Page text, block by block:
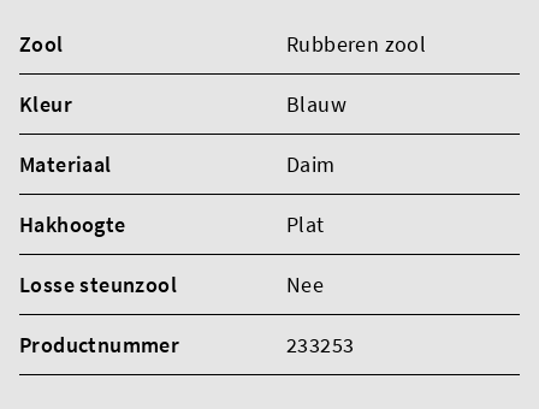
Zool Rubberen zool
Kleur Blauw
Materiaal Daim
Hakhoogte Plat
Losse steunzool Nee
Productnummer 233253